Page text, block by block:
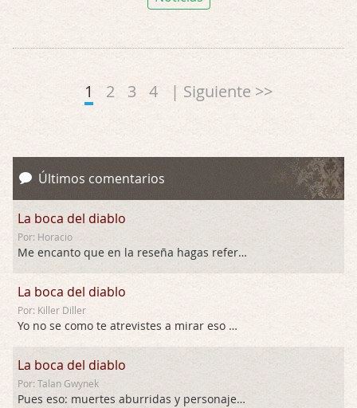
1 2 3 4 | Siguiente >>
Últimos comentarios
La boca del diablo
Por: Horacio
Me encanto que en la reseña hagas referen …
La boca del diablo
Por: Killer Diller
Yo no se como te atrevistes a mirar eso …
La boca del diablo
Por: Talan Gwynek
Pues eso: muertes aburridas y personajes p …